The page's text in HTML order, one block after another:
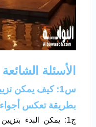
الأسئلة الشائعة
س1: كيف يمكن
بطريقة تعكس
ج1: يمكن البدء